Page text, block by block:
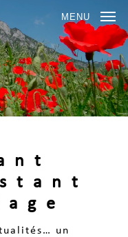
MENU
un